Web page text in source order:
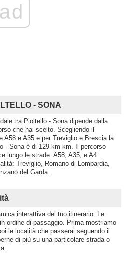
ad
- SONA
tra Pioltello - Sona dipende dalla
che hai scelto. Scegliendo il
A58 e A35 e per Treviglio e Brescia la
- Sona è di 129 km km. Il percorso
lungo le strade: A58, A35, e A4
Treviglio, Romano di Lombardia,
del Garda.
interattiva del tuo itinerario. Le
ordine di passaggio. Prima mostriamo
le località che passerai seguendo il
di più su una particolare strada o